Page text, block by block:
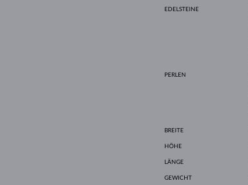
EDELSTEINE
PERLEN
BREITE
HÖHE
LÄNGE
GEWICHT